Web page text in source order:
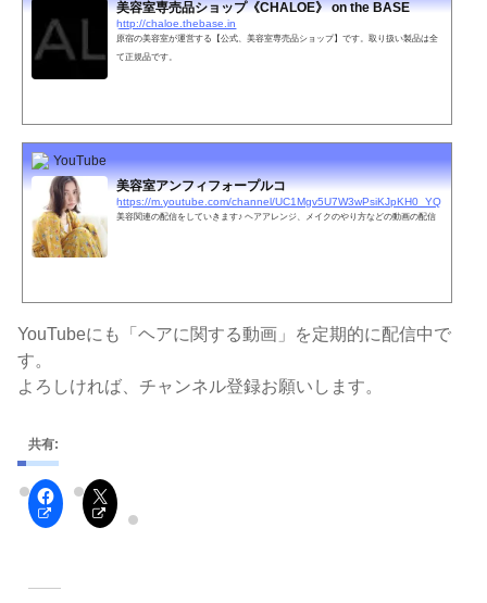
美容室専売品ショップ《CHALOE》 on the BASE
http://chaloe.thebase.in
原宿の美容室が運営する【公式、美容室専売品ショップ】です。取り扱い製品は全
て正規品です。
YouTube
美容室アンフィフォープルコ
https://m.youtube.com/channel/UC1Mgv5U7W3wPsiKJpKH0_YQ
美容関連の配信をしていきます♪ ヘアアレンジ、メイクのやり方などの動画の配信
YouTubeにも「ヘアに関する動画」を定期的に配信中で
す。
よろしければ、チャンネル登録お願いします。
共有: